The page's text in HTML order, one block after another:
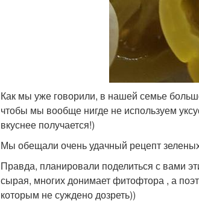
Как мы уже говорили, в нашей семье
чтобы мы вообще нигде не используем
вкуснее получается!)
Мы обещали очень удачный рецепт
Правда, планировали поделиться с вами
сырая, многих донимает фитофтора , а
которым не суждено дозреть))